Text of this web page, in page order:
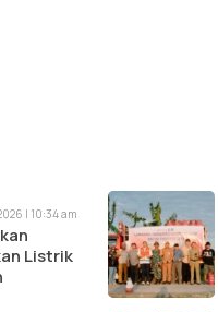
| 10:34 am
Listrik